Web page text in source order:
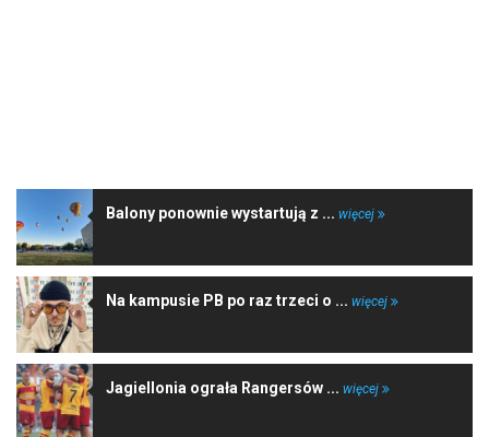
Balony ponownie wystartują z ... więcej
Na kampusie PB po raz trzeci o ... więcej
Jagiellonia ograła Rangersów ... więcej